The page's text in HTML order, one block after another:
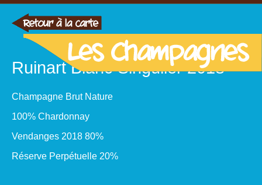
Ruinart Blanc Singulier 2018
Champagne Brut Nature
100% Chardonnay
Vendanges 2018 80%
Réserve Perpétuelle 20%